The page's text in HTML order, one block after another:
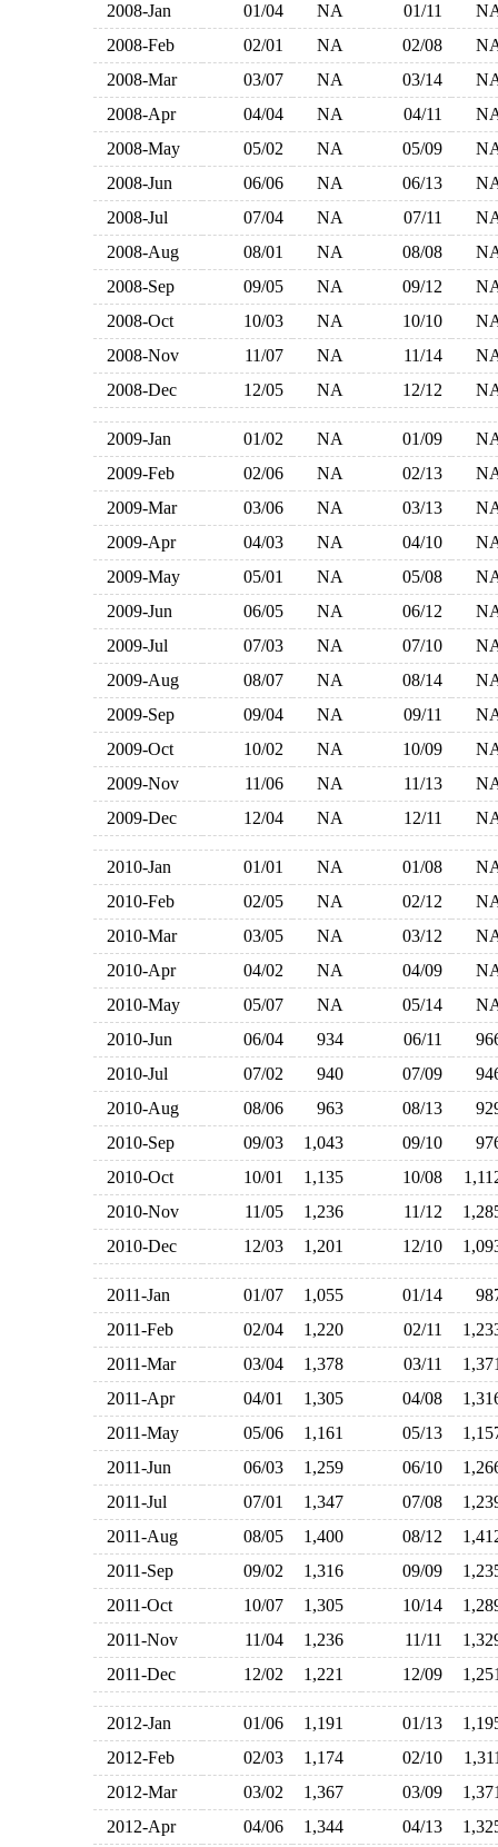
2008-Jan 01/04 NA 01/11
2008-Feb
02/01 NA 02/08
2008-Mar
03/07 NA 03/14
2008-Apr
04/04 NA 04/11
2008-May
05/02 NA 05/09
2008-Jun
06/06 NA 06/13
2008-Jul
07/04 NA 07/11
2008-Aug
08/01 NA 08/08
2008-Sep
09/05 NA 09/12
2008-Oct
10/03 NA 10/10
2008-Nov
11/07 NA 11/14
2008-Dec
12/05 NA 12/12
2009-Jan 01/02 NA 01/09
2009-Feb
02/06 NA 02/13
2009-Mar
03/06 NA 03/13
2009-Apr
04/03 NA 04/10
2009-May
05/01 NA 05/08
2009-Jun
06/05 NA 06/12
2009-Jul
07/03 NA 07/10
2009-Aug
08/07 NA 08/14
2009-Sep
09/04 NA 09/11
2009-Oct
10/02 NA 10/09
2009-Nov
11/06 NA 11/13
2009-Dec
12/04 NA 12/11
2010-Jan 01/01 NA 01/08
2010-Feb
02/05 NA 02/12
2010-Mar
03/05 NA 03/12
2010-Apr
04/02 NA 04/09
2010-May
05/07 NA 05/14
2010-Jun
06/04 934 06/11
2010-Jul
07/02 940 07/09
2010-Aug
08/06 963 08/13
2010-Sep
09/03 1,043 09/10
2010-Oct
10/01 1,135 10/08
2010-Nov
11/05 1,236 11/12
2010-Dec
12/03 1,201 12/10
2011-Jan 01/07 1,055 01/14
2011-Feb
02/04 1,220 02/11
2011-Mar
03/04 1,378 03/11
2011-Apr
04/01 1,305 04/08
2011-May
05/06 1,161 05/13
2011-Jun
06/03 1,259 06/10
2011-Jul
07/01 1,347 07/08
2011-Aug
08/05 1,400 08/12
2011-Sep
09/02 1,316 09/09
2011-Oct
10/07 1,305 10/14
2011-Nov
11/04 1,236 11/11
2011-Dec
12/02 1,221 12/09
2012-Jan 01/06 1,191 01/13
2012-Feb
02/03 1,174 02/10
2012-Mar
03/02 1,367 03/09
2012-Apr
04/06 1,344 04/13